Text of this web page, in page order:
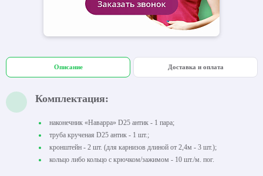
Описание Доставка и оплата
Комплектация:
наконечник «Наварра» D25 антик - 1 пара;
труба крученая D25 антик - 1 шт.;
кронштейн - 2 шт. (для карнизов длиной от 2,4м - 3 шт.);
кольцо либо кольцо с крючком/зажимом - 10 шт./м. пог.